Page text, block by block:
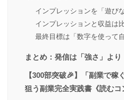
インプレッションを「遊び
インプレッションと収益は
最終目標は「数字を使って
まとめ：発信は「強さ」より
【300部突破🎉】「副業で稼
狙う副業完全実践書《読むコ